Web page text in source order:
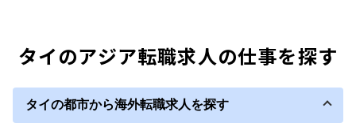
タイのアジア転職求人の仕事を探す
タイの都市から海外転職求人を探す